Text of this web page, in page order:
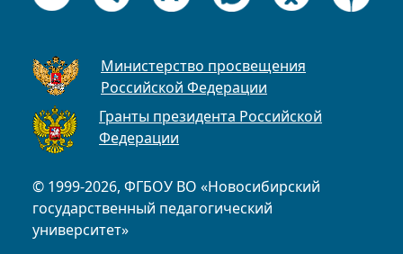
© 1999-2026, ФГБОУ ВО «Новосибирский
государственный педагогический
университет»
Министерство просвещения
Российской Федерации
Гранты президента Российской
Федерации